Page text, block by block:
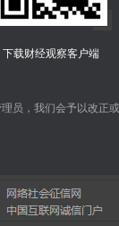
下载财经观察客户端
员，我们会予以改正